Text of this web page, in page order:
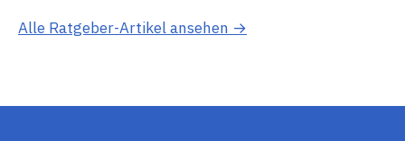
Alle Ratgeber-Artikel ansehen →